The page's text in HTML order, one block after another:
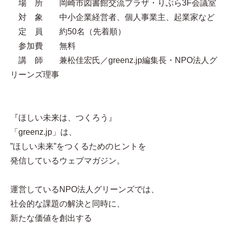
場 所 岡崎市図書館交流プラザ・りぶら3F会議室
対 象 中小企業経営者、個人事業主、起業家など
定 員 約50名（先着順）
参加費 無料
講 師 兼松佳宏氏／greenz.jp編集長・NPO法人グ
リーンズ理事
『ほしい未来は、つくろう』
「greenz.jp」は、
”ほしい未来”をつくるためのヒントを
発信しているウェブマガジン。
運営しているNPO法人グリーンズでは、
社会的な課題の解決と同時に、
新たな価値を創出する